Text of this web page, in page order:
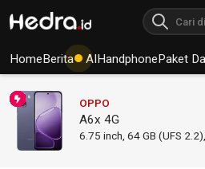
HomeBerita AIHandphonePaket
OPPO
A6x 4G
6.75 inch, 64 GB (UFS